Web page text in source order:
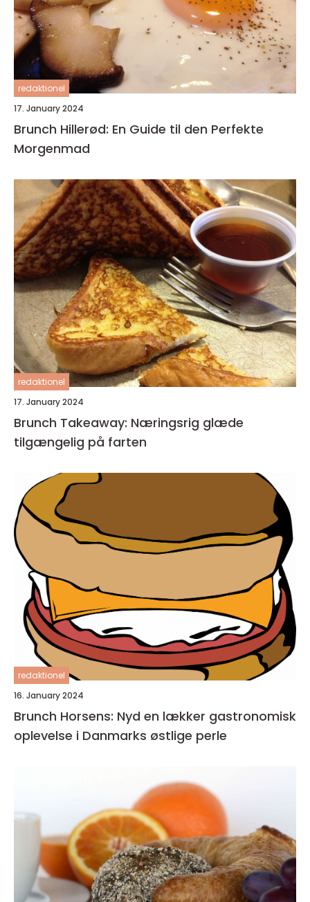
redaktionel
17. January 2024
Brunch Hillerød: En Guide til den Perfekte
Morgenmad
redaktionel
17. January 2024
Brunch Takeaway: Næringsrig glæde
tilgængelig på farten
redaktionel
16. January 2024
Brunch Horsens: Nyd en lækker gastronomisk
oplevelse i Danmarks østlige perle